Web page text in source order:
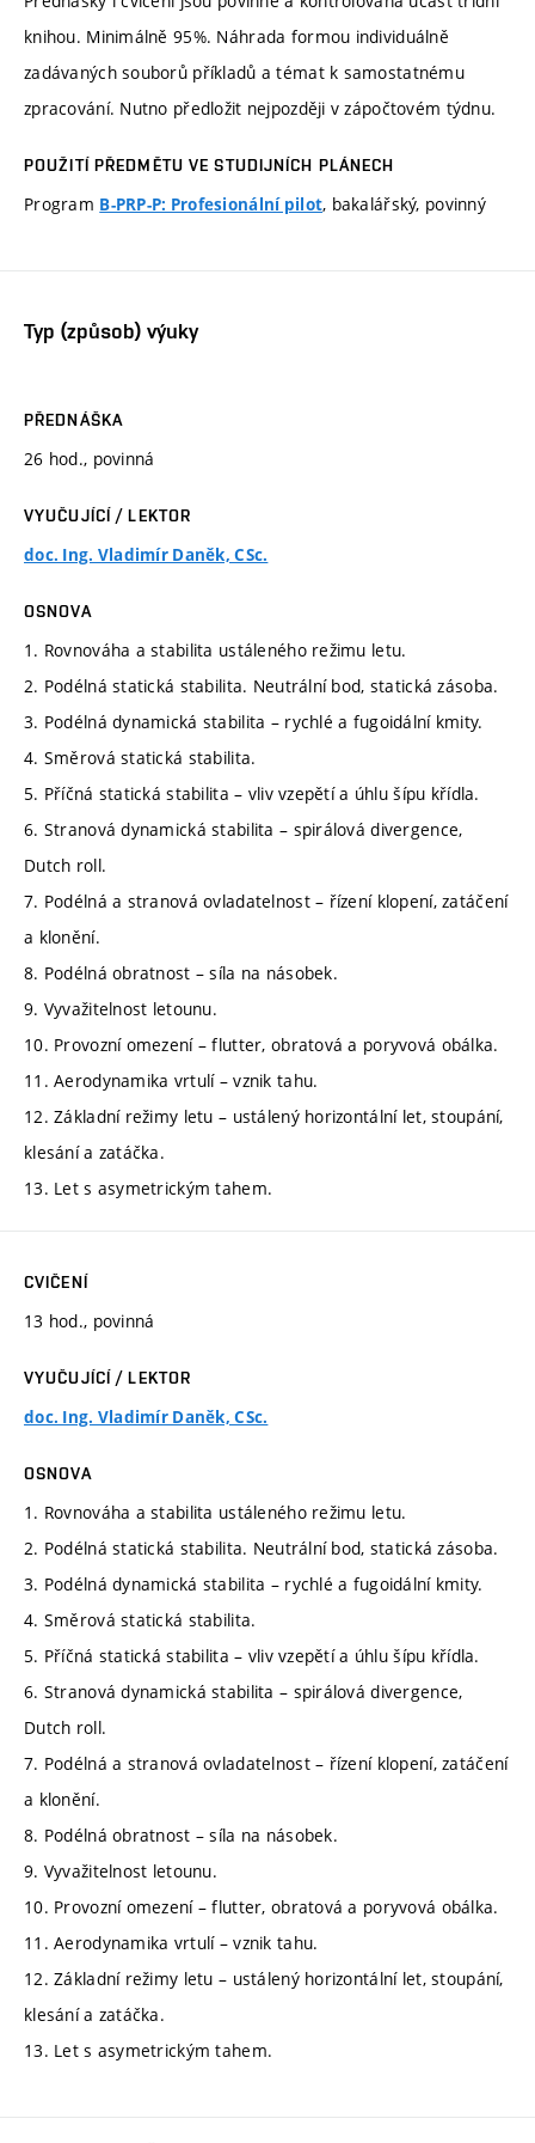
knihou. Minimálně 95%. Náhrada formou individuálně
zadávaných souborů příkladů a témat k samostatnému
zpracování. Nutno předložit nejpozději v zápočtovém týdnu.
POUŽITÍ PŘEDMĚTU VE STUDIJNÍCH PLÁNECH
Program B-PRP-P: Profesionální pilot, bakalářský, povinný
Typ (způsob) výuky
PŘEDNÁŠKA
26 hod., povinná
VYUČUJÍCÍ / LEKTOR
doc. Ing. Vladimír Daněk, CSc.
OSNOVA
1. Rovnováha a stabilita ustáleného režimu letu.
2. Podélná statická stabilita. Neutrální bod, statická zásoba.
3. Podélná dynamická stabilita – rychlé a fugoidální kmity.
4. Směrová statická stabilita.
5. Příčná statická stabilita – vliv vzepětí a úhlu šípu křídla.
6. Stranová dynamická stabilita – spirálová divergence,
Dutch roll.
7. Podélná a stranová ovladatelnost – řízení klopení, zatáčení
a klonění.
8. Podélná obratnost – síla na násobek.
9. Vyvažitelnost letounu.
10. Provozní omezení – flutter, obratová a poryvová obálka.
11. Aerodynamika vrtulí – vznik tahu.
12. Základní režimy letu – ustálený horizontální let, stoupání,
klesání a zatáčka.
13. Let s asymetrickým tahem.
CVIČENÍ
13 hod., povinná
VYUČUJÍCÍ / LEKTOR
doc. Ing. Vladimír Daněk, CSc.
OSNOVA
1. Rovnováha a stabilita ustáleného režimu letu.
2. Podélná statická stabilita. Neutrální bod, statická zásoba.
3. Podélná dynamická stabilita – rychlé a fugoidální kmity.
4. Směrová statická stabilita.
5. Příčná statická stabilita – vliv vzepětí a úhlu šípu křídla.
6. Stranová dynamická stabilita – spirálová divergence,
Dutch roll.
7. Podélná a stranová ovladatelnost – řízení klopení, zatáčení
a klonění.
8. Podélná obratnost – síla na násobek.
9. Vyvažitelnost letounu.
10. Provozní omezení – flutter, obratová a poryvová obálka.
11. Aerodynamika vrtulí – vznik tahu.
12. Základní režimy letu – ustálený horizontální let, stoupání,
klesání a zatáčka.
13. Let s asymetrickým tahem.